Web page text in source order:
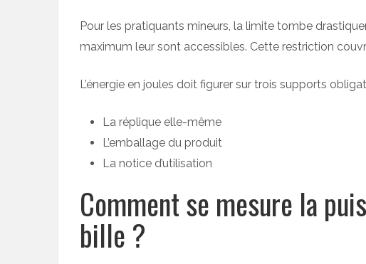
Pour les pratiquants mineurs, la limite tombe
maximum leur sont accessibles. Cette restriction
L’énergie en joules doit figurer sur trois supports
La réplique elle-même
L’emballage du produit
La notice d’utilisation
Comment se mesure la
bille ?